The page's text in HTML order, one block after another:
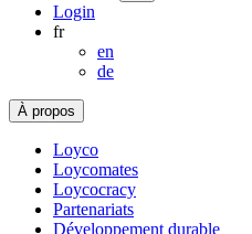
Login
fr
en
de
À propos
Loyco
Loycomates
Loycocracy
Partenariats
Développement durable